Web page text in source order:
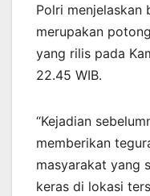
Polri menjelaskan
merupakan
yang rilis pada
22.45 WIB.
“Kejadian
memberikan
masyarakat yang
keras di lokasi